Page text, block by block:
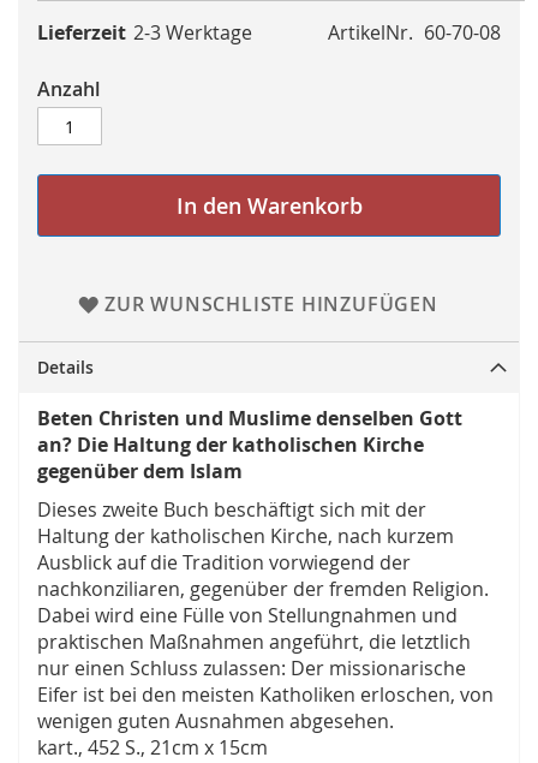
ArtikelNr. 60-70-08
Lieferzeit 2-3 Werktage
Anzahl
In den Warenkorb
ZUR WUNSCHLISTE HINZUFÜGEN
Details
Beten Christen und Muslime denselben Gott
an? Die Haltung der katholischen Kirche
gegenüber dem Islam
Dieses zweite Buch beschäftigt sich mit der
Haltung der katholischen Kirche, nach kurzem
Ausblick auf die Tradition vorwiegend der
nachkonziliaren, gegenüber der fremden Religion.
Dabei wird eine Fülle von Stellungnahmen und
praktischen Maßnahmen angeführt, die letztlich
nur einen Schluss zulassen: Der missionarische
Eifer ist bei den meisten Katholiken erloschen, von
wenigen guten Ausnahmen abgesehen.
kart., 452 S., 21cm x 15cm